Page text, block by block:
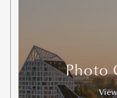
Photo